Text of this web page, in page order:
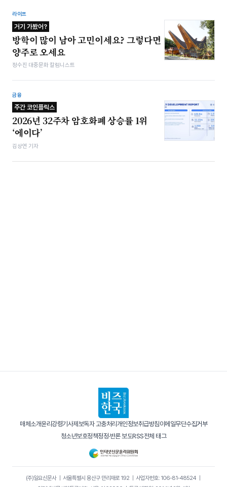
라이프
거기 가봤어?
방학이 많이 남아 고민이세요? 그렇다면
양주로 오세요
정수진 대중문화 칼럼니스트
금융
주간 코인플릭스
2026년 32주차 암호화폐 상승률 1위
‘에이다’
김상연 기자
매체소개윤리강령기사제보독자 고충처리개인정보취급방침이메일무단수집거부
청소년보호정책정정·반론 보도RSS전체 태그
(주)일요신문사｜ 서울특별시 용산구 만리재로 192｜ 사업자번호: 106-81-48524｜